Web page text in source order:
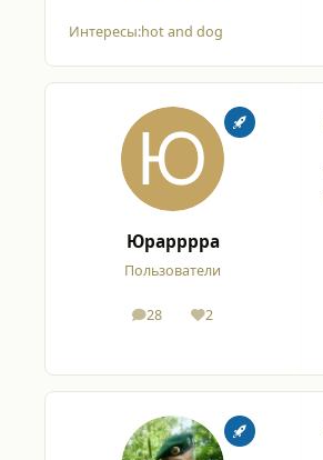
Интересы:hot and dog
Юрарррра
Пользователи
28
сообщения
2
Репутация